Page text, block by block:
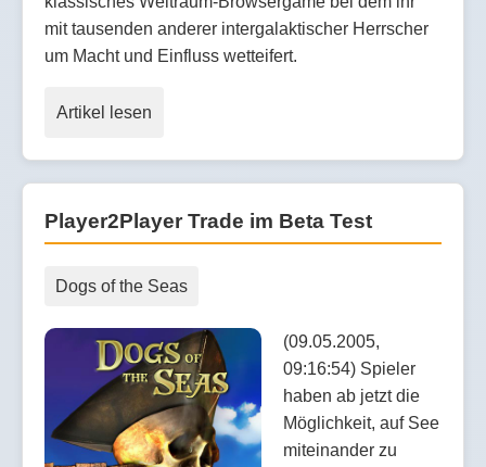
mit tausenden anderer intergalaktischer Herrscher
um Macht und Einfluss wetteifert.
Artikel lesen
Player2Player Trade im Beta Test
Dogs of the Seas
(09.05.2005,
09:16:54) Spieler
haben ab jetzt die
Möglichkeit, auf See
miteinander zu